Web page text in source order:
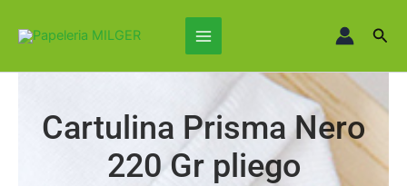
Main
Menu
Cartulina Prisma Nero
220 Gr pliego